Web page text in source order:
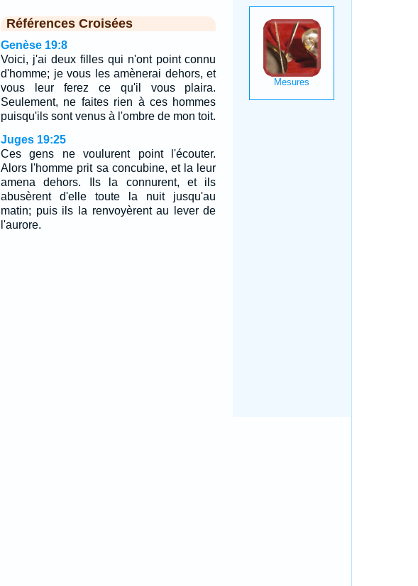
Références Croisées
Genèse 19:8
Voici, j'ai deux filles qui n'ont point connu
d'homme; je vous les amènerai dehors, et
vous leur ferez ce qu'il vous plaira.
Seulement, ne faites rien à ces hommes
puisqu'ils sont venus à l'ombre de mon toit.
Juges 19:25
Ces gens ne voulurent point l'écouter.
Alors l'homme prit sa concubine, et la leur
amena dehors. Ils la connurent, et ils
abusèrent d'elle toute la nuit jusqu'au
matin; puis ils la renvoyèrent au lever de
l'aurore.